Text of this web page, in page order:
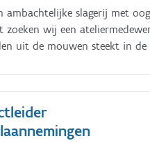
ambachtelijke slagerij met
zoeken wij een
uit de mouwen steekt in de